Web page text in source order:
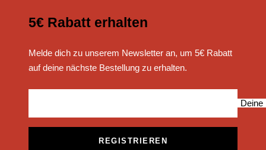
5€ Rabatt erhalten
Melde dich zu unserem Newsletter an, um 5€ Rabatt
auf deine nächste Bestellung zu erhalten.
Deine
REGISTRIEREN